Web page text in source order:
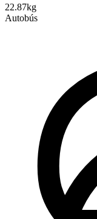
22.87kg
Autobús